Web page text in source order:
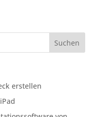
erstellen